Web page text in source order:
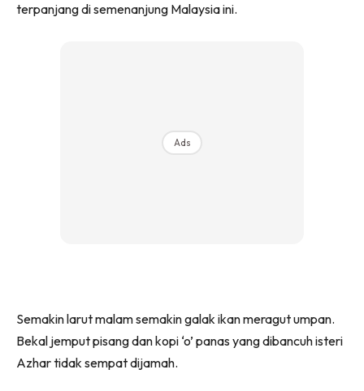
terpanjang di semenanjung Malaysia ini.
Ads
Semakin larut malam semakin galak ikan meragut umpan.
Bekal jemput pisang dan kopi ‘o’ panas yang dibancuh isteri
Azhar tidak sempat dijamah.